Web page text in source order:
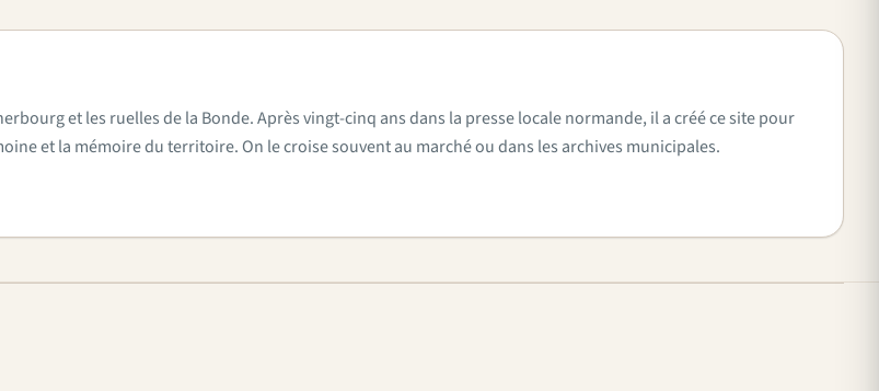
et les ruelles de la Bonde. Après vingt-cinq ans dans la presse locale normande, il a créé ce site pour
et la mémoire du territoire. On le croise souvent au marché ou dans les archives municipales.